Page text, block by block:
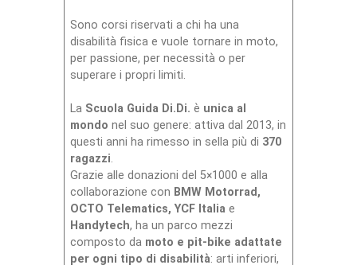
Sono corsi riservati a chi ha una
disabilità fisica e vuole tornare in moto,
per passione, per necessità o per
superare i propri limiti.
La Scuola Guida Di.Di. è unica al
mondo nel suo genere: attiva dal 2013, in
questi anni ha rimesso in sella più di 370
ragazzi.
Grazie alle donazioni del 5×1000 e alla
collaborazione con BMW Motorrad,
OCTO Telematics, YCF Italia e
Handytech, ha un parco mezzi
composto da moto e pit-bike adattate
per ogni tipo di disabilità: arti inferiori,